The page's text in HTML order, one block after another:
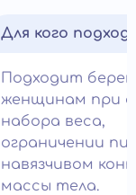
Для кого
Подходит
женщинам при
набора веса,
ограничении
навязчивом
массы тела.